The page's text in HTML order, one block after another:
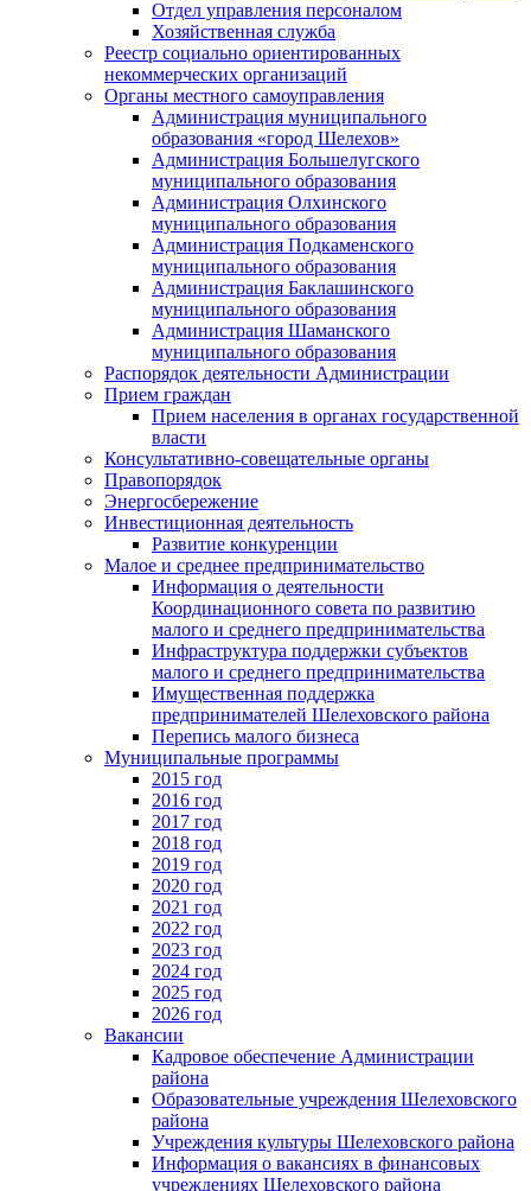
Отдел управления персоналом
Хозяйственная служба
Реестр социально ориентированных
некоммерческих организаций
Органы местного самоуправления
Администрация муниципального
образования «город Шелехов»
Администрация Большелугского
муниципального образования
Администрация Олхинского
муниципального образования
Администрация Подкаменского
муниципального образования
Администрация Баклашинского
муниципального образования
Администрация Шаманского
муниципального образования
Распорядок деятельности Администрации
Прием граждан
Прием населения в органах государственной
власти
Консультативно-совещательные органы
Правопорядок
Энергосбережение
Инвестиционная деятельность
Развитие конкуренции
Малое и среднее предпринимательство
Информация о деятельности
Координационного совета по развитию
малого и среднего предпринимательства
Инфраструктура поддержки субъектов
малого и среднего предпринимательства
Имущественная поддержка
предпринимателей Шелеховского района
Перепись малого бизнеса
Муниципальные программы
2015 год
2016 год
2017 год
2018 год
2019 год
2020 год
2021 год
2022 год
2023 год
2024 год
2025 год
2026 год
Вакансии
Кадровое обеспечение Администрации
района
Образовательные учреждения Шелеховского
района
Учреждения культуры Шелеховского района
Информация о вакансиях в финансовых
учреждениях Шелеховского района